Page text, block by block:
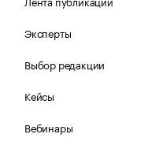
Эксперты
Выбор редакции
Кейсы
Вебинары